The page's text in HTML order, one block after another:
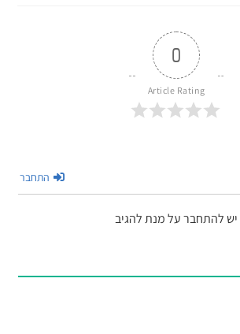
0
Article Rating
התחבר
יש להתחבר על מנת להגיב